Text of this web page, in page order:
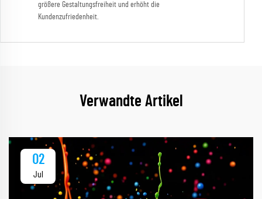
größere Gestaltungsfreiheit und erhöht die
Kundenzufriedenheit.
Verwandte Artikel
02
Jul